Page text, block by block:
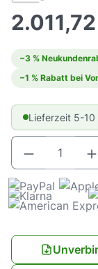
−3 %
−1 % Rabatt bei
Lieferzeit 5-10